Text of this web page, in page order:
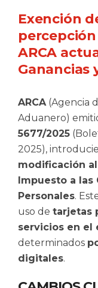
Exención
ARCA
Ganancias
ARCA (Agencia
Aduanero)
5677/2025
2025),
modificación
Impuesto a las
Personales.
uso de tarjetas
servicios en el
determinados
digitales.